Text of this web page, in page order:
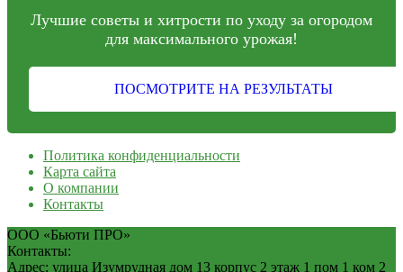
Лучшие советы и хитрости по уходу за огородом
для максимального урожая!
ПОСМОТРИТЕ НА РЕЗУЛЬТАТЫ
Политика конфиденциальности
Карта сайта
О компании
Контакты
ООО «Бьюти ПРО»
Контакты:
Адрес: улица Изумрудная дом 13 корпус 2 этаж 1 пом 1 ком 2